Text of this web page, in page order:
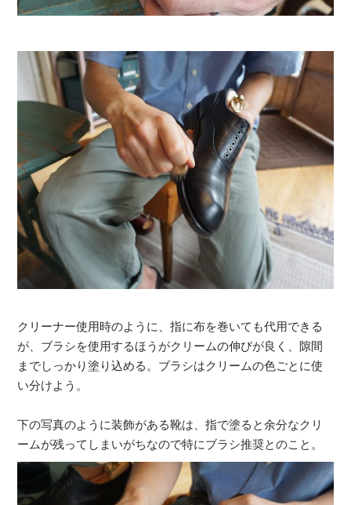
クリーナー使用時のように、指に布を巻いても代用できる
が、ブラシを使用するほうがクリームの伸びが良く、隙間
までしっかり塗り込める。ブラシはクリームの色ごとに使
い分けよう。
下の写真のように装飾がある靴は、指で塗ると余分なクリ
ームが残ってしまいがちなので特にブラシ推奨とのこと。